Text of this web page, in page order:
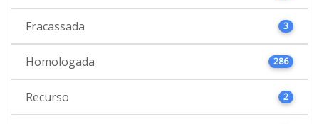
Fracassada 3
Homologada 286
Recurso 2